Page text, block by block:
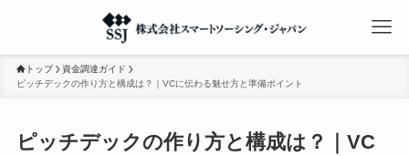
トップ
資金調達ガイド
ピッチデックの作り方と構成は？｜VCに伝わる魅せ方と準備ポイント
ピッチデックの作り方と構成は？｜VC